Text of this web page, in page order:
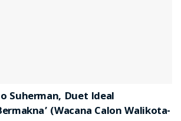
Suherman, Duet Ideal
(Wacana Calon Walikota-